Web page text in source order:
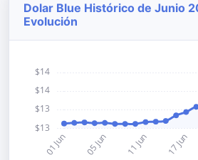
Dolar Blue Histórico de Junio
Evolución